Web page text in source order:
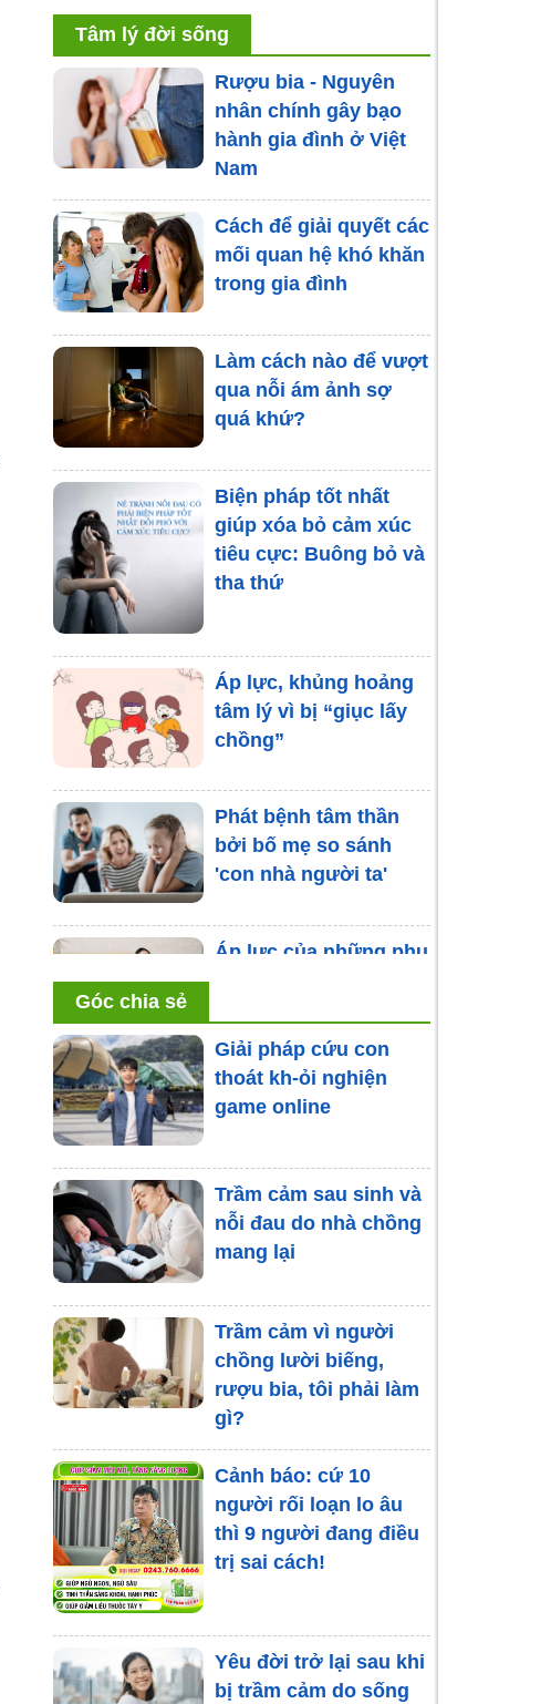
Tâm lý đời sống
Rượu bia - Nguyên
nhân chính gây bạo
hành gia đình ở Việt
Nam
Cách để giải quyết các
mối quan hệ khó khăn
trong gia đình
Làm cách nào để vượt
qua nỗi ám ảnh sợ
quá khứ?
Biện pháp tốt nhất
giúp xóa bỏ cảm xúc
tiêu cực: Buông bỏ và
tha thứ
Áp lực, khủng hoảng
tâm lý vì bị “giục lấy
chồng”
Phát bệnh tâm thần
bởi bố mẹ so sánh
'con nhà người ta'
Áp lực của những phụ
Những cách giúp bạn
thoát kh-ỏi hội chứng
không còn ở bên
Nỗi sợ bị bỏ rơi:
Nguyên nhân và cách
Mặc cảm tội lỗi khi
mất người thân - Trở
ngại lớn cần vượt qua
Góc chia sẻ
Giải pháp cứu con
thoát kh-ỏi nghiện
game online
Trầm cảm sau sinh và
nỗi đau do nhà chồng
mang lại
Trầm cảm vì người
chồng lười biếng,
rượu bia, tôi phải làm
gì?
Cảnh báo: cứ 10
người rối loạn lo âu
thì 9 người đang điều
trị sai cách!
Yêu đời trở lại sau khi
bị trầm cảm do sống